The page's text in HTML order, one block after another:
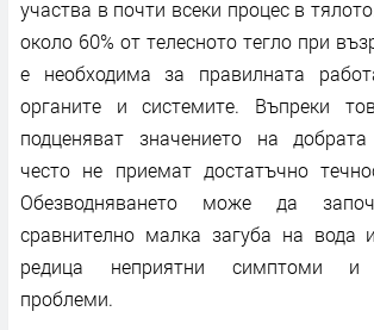
участва в почти всеки процес в
около 60% от телесното тегло при
е необходима за правилната
органите и системите. Въпреки
подценяват значението на
често не приемат достатъчно
Обезводняването може да
сравнително малка загуба на вода
редица неприятни симптоми и
проблеми.